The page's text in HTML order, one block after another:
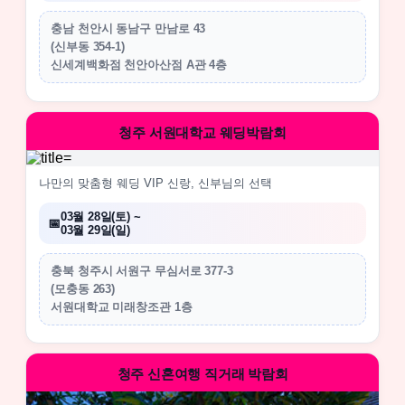
충남 천안시 동남구 만남로 43
(신부동 354-1)
신세계백화점 천안아산점 A관 4층
청주 서원대학교 웨딩박람회
나만의 맞춤형 웨딩 VIP 신랑, 신부님의 선택
03월 28일(토) ~
03월 29일(일)
충북 청주시 서원구 무심서로 377-3
(모충동 263)
서원대학교 미래창조관 1층
청주 신혼여행 직거래 박람회